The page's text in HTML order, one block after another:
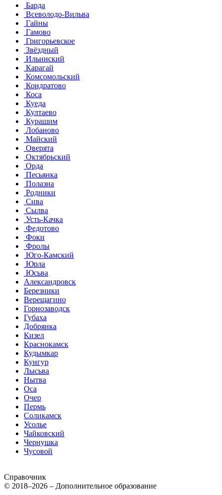
Барда
Всеволодо-Вильва
Гайны
Гамово
Григорьевское
Звёздный
Ильинский
Карагай
Комсомольский
Кондратово
Коса
Куеда
Култаево
Курашим
Лобаново
Майский
Оверята
Октябрьский
Орда
Песьянка
Полазна
Родники
Сива
Сылва
Усть-Качка
Федотово
Фоки
Фролы
Юго-Камский
Юрла
Юсьва
Александровск
Березники
Верещагино
Горнозаводск
Губаха
Добрянка
Кизел
Краснокамск
Кудымкар
Кунгур
Лысьва
Нытва
Оса
Очер
Пермь
Соликамск
Усолье
Чайковский
Чернушка
Чусовой
Справочник
© 2018–2026 – Дополнительное образование